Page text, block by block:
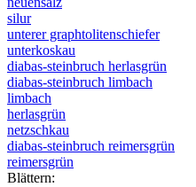
silur
unterer graphtolitenschiefer
unterkoskau
diabas-steinbruch herlasgrün
diabas-steinbruch limbach
limbach
herlasgrün
netzschkau
diabas-steinbruch reimersgrün
reimersgrün
Blättern: